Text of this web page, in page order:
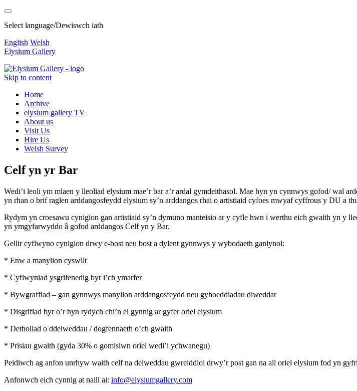
Select language/Dewiswch iath
English Welsh
Elysium Gallery
Skip to content
Home
Archive
elysium gallery TV
About us
Visit Us
Hire Us
Welsh Survey
Celf yn yr Bar
Wedi’i leoli ym mlaen y lleoliad elysium mae’r bar a’r ardal gymdeithasol. Mae hyn yn cynnwys gofod/ wal
yn rhan o brif raglen arddangosfeydd elysium sy’n arddangos rhai o artistiaid cyfoes mwyaf cyffrous y DU a
Rydym yn croesawu cynigion gan artistiaid sy’n dymuno manteisio ar y cyfle hwn i werthu eich gwaith yn
yn ymgyfarwyddo â gofod arddangos Celf yn y Bar.
Gellir cyflwyno cynigion drwy e-bost neu bost a dylent gynnwys y wybodaeth ganlynol:
* Enw a manylion cyswllt
* Cyflwyniad ysgrifenedig byr i’ch ymarfer
* Bywgraffiad – gan gynnwys manylion arddangosfeydd neu gyhoeddiadau diweddar
* Disgrifiad byr o’r hyn rydych chi’n ei gynnig ar gyfer oriel elysium
* Detholiad o ddelweddau / dogfennaeth o’ch gwaith
* Prisiau gwaith (gyda 30% o gomisiwn oriel wedi’i ychwanegu)
Peidiwch ag anfon unrhyw waith celf na delweddau gwreiddiol drwy’r post gan na all oriel elysium fod yn
Anfonwch eich cynnig at naill ai: info@elysiumgallery.com